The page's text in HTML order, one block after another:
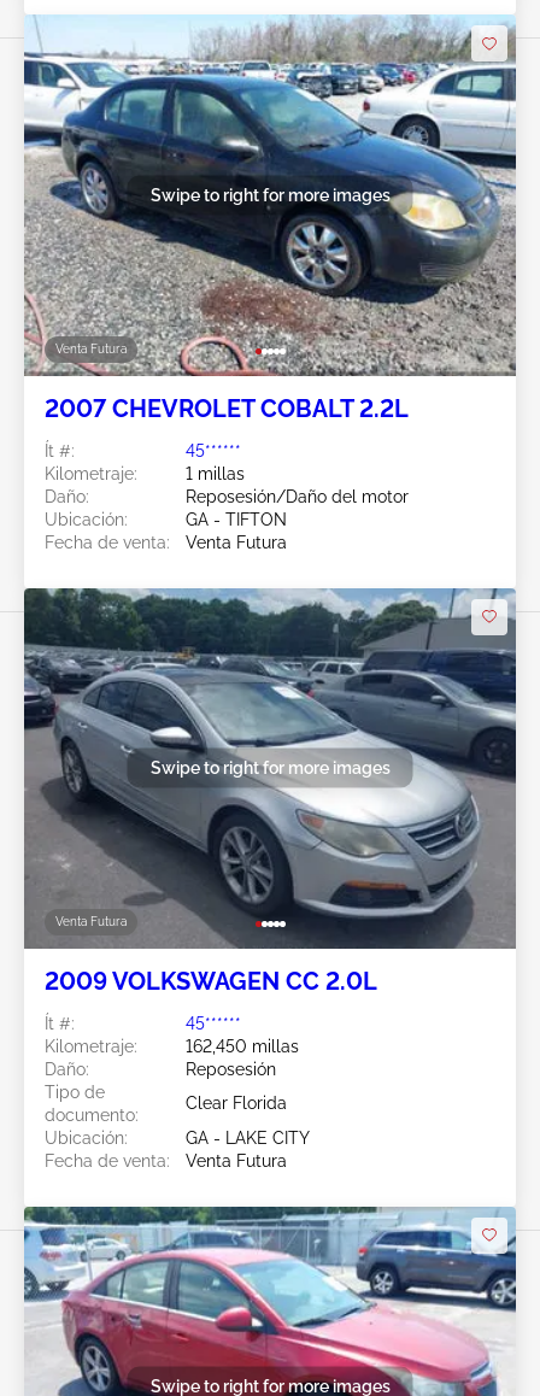
Venta Futura
Swipe to right for more images
2007 CHEVROLET COBALT 2.2L
Ít #:
45******
Kilometraje:
1 millas
Daño:
Reposesión/Daño del motor
Ubicación:
GA - TIFTON
Fecha de venta:
Venta Futura
Venta Futura
Swipe to right for more images
2009 VOLKSWAGEN CC 2.0L
Ít #:
45******
Kilometraje:
162,450 millas
Daño:
Reposesión
Tipo de
documento:
Clear Florida
Ubicación:
GA - LAKE CITY
Fecha de venta:
Venta Futura
Swipe to right for more images